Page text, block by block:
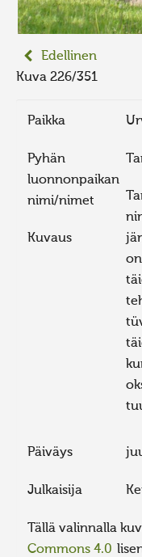
Edellinen
Kuva 226/351
Paikka
Pyhän
luonnonpaikan
nimi/nimet
Kuvaus
Päiväys
Julkaisija
Tällä valinnalla
Commons 4.0